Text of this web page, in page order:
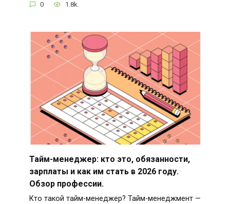
0 1.8k.
Тайм-менеджер: кто это, обязанности,
зарплаты и как им стать в 2026 году.
Обзор профессии.
Кто такой тайм-менеджер? Тайм-менеджмент —